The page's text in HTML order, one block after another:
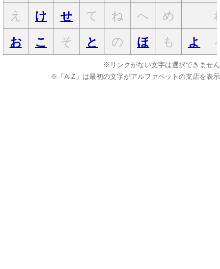
え
け せ て ね へ め
お
こ そ と の ほ も よ
※リンクがない文字は選択できません
※「A-Z」は最初の文字がアルファベットの支店を表示